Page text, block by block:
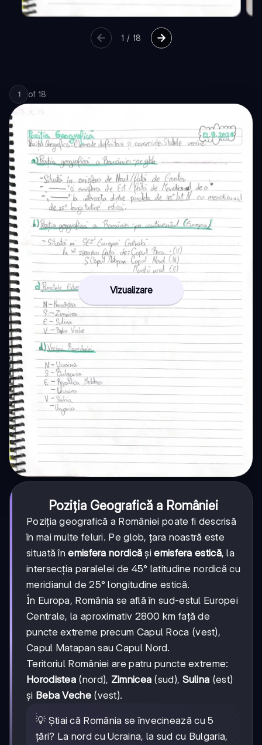
1 / 18
1 of 18
Vizualizare
Poziția Geografică a României
Poziția geografică a României poate fi descrisă
în mai multe feluri. Pe glob, țara noastră este
situată înemisfera nordică șiemisfera estică, la
intersecția paralelei de 45° latitudine nordică cu
meridianul de 25° longitudine estică.
În Europa, România se află în sud-estul Europei
Centrale, la aproximativ 2800 km față de
puncte extreme precum Capul Roca (vest),
Capul Matapan sau Capul Nord.
Teritoriul României are patru puncte extreme:
Horodistea (nord), Zimnicea (sud), Sulina (est)
și Beba Veche(vest).
💡 Știai că România se învecinează cu 5
țări? La nord cu Ucraina, la sud cu Bulgaria,